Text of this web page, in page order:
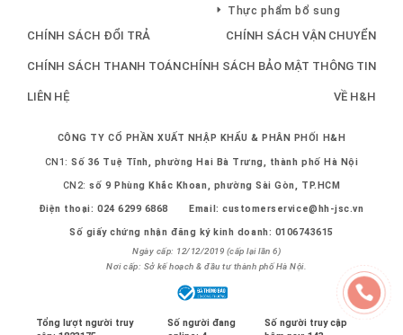
Thực phẩm bổ sung
CHÍNH SÁCH ĐỔI TRẢ CHÍNH SÁCH VẬN CHUYỂN
CHÍNH SÁCH THANH TOÁNCHÍNH SÁCH BẢO MẬT THÔNG TIN
LIÊN HỆ VỀ H&H
CÔNG TY CỔ PHẦN XUẤT NHẬP KHẨU & PHÂN PHỐI H&H
CN1:Số 36 Tuệ Tĩnh, phường Hai Bà Trưng, thành phố Hà Nội
CN2:số 9 Phùng Khắc Khoan, phường Sài Gòn, TP.HCM
Điện thoại:024 6299 6868 Email:customerservice@hh-jsc.vn
Số giấy chứng nhận đăng ký kinh doanh: 0106743615
Ngày cấp: 12/12/2019 (cấp lại lần 6)
Nơi cấp: Sở kế hoạch & đầu tư thành phố Hà Nội.
Tổng lượt người truy
Số người đang
Số người truy cập